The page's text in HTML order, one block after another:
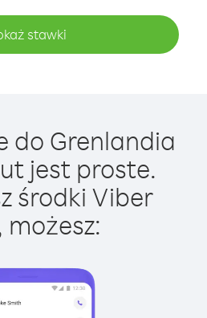
stawki
do Grenlandia
jest proste.
środki Viber
możesz: